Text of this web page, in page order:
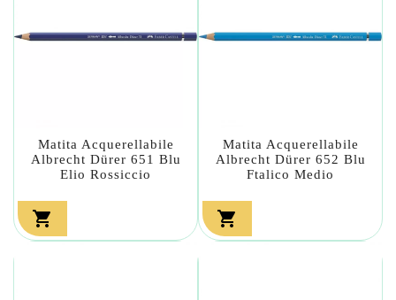
Matita Acquerellabile
Albrecht Dürer 651 Blu
Elio Rossiccio

Matita Acquerellabile
Albrecht Dürer 652 Blu
Ftalico Medio
